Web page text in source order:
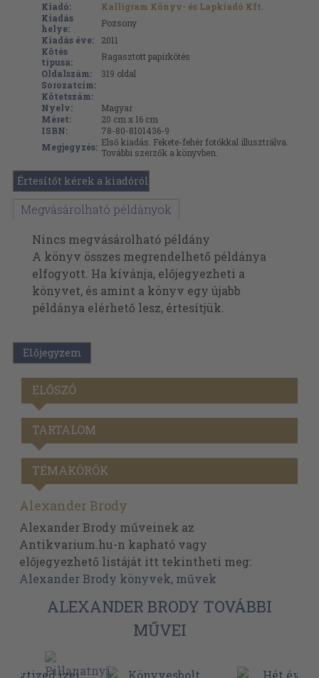
Kiadó:
Kalligram Könyv- és Lapkiadó Kft.
Kiadás
helye:
Pozsony
Kiadás éve:
2011
Kötés
típusa:
Ragasztott papírkötés
Oldalszám:
319 oldal
Sorozatcím:
Kötetszám:
Nyelv:
Magyar
Méret:
20 cm x 16 cm
ISBN:
78-80-8101436-9
Megjegyzés: Első kiadás. Fekete-fehér fotókkal illusztrálva.
További szerzők a könyvben.
Értesítőt kérek a kiadóról
Megvásárolható példányok
Nincs megvásárolható példány
A könyv összes megrendelhető példánya
elfogyott. Ha kívánja, előjegyezheti a
könyvet, és amint a könyv egy újabb
példánya elérhető lesz, értesítjük.
Előjegyzem
ELŐSZÓ
TARTALOM
TÉMAKÖRÖK
Alexander Brody
Alexander Brody műveinek az
Antikvarium.hu-n kapható vagy
előjegyezhető listáját itt tekintheti meg:
Alexander Brody könyvek, művek
ALEXANDER BRODY TOVÁBBI
MŰVEI